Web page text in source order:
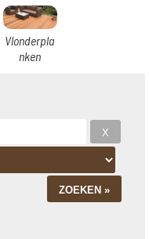
Vlonderpla
nken